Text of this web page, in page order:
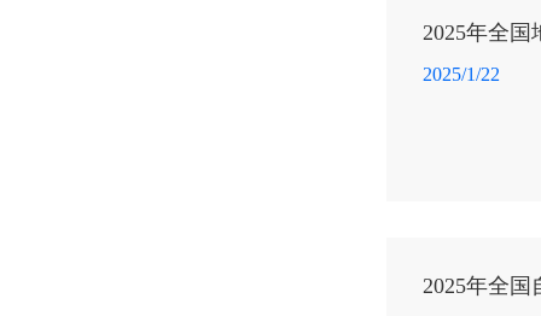
2025年全
2025/1/22
2025年全国